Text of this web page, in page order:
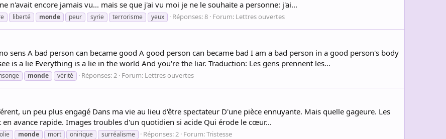
n'avait encore jamais vu... mais se que j'ai vu moi je ne le souhaite a personne: j'ai...
liberté monde peur syrie terrorisme yeux Réponses: 8 Forum: Lettres ouvertes
sens A bad person can became good A good person can became bad I am a bad person in a good person's body
is a lie Everything is a lie in the world And you're the liar. Traduction: Les gens prennent les...
monde vérité Réponses: 2 Forum: Lettres ouvertes
un peu plus engagé Dans ma vie au lieu d'être spectateur D'une pièce ennuyante. Mais quelle gageure. Les
avance rapide. Images troubles d'un quotidien si acide Qui érode le cœur...
monde mort onirique surréalisme Réponses: 2 Forum:Tristesse